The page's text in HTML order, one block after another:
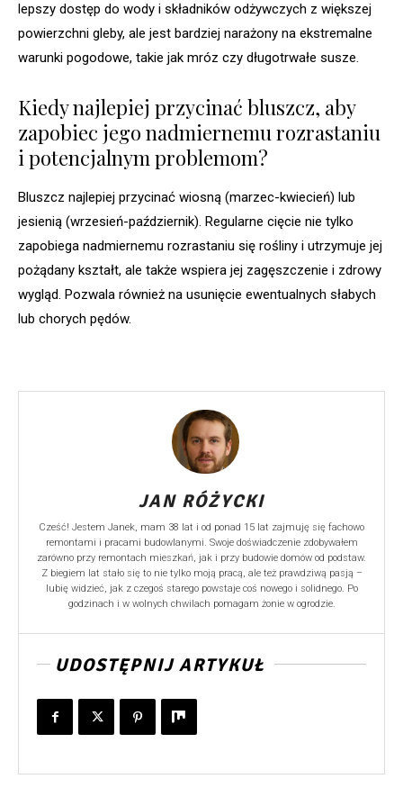
lepszy dostęp do wody i składników odżywczych z większej
powierzchni gleby, ale jest bardziej narażony na ekstremalne
warunki pogodowe, takie jak mróz czy długotrwałe susze.
Kiedy najlepiej przycinać bluszcz, aby
zapobiec jego nadmiernemu rozrastaniu
i potencjalnym problemom?
Bluszcz najlepiej przycinać wiosną (marzec-kwiecień) lub
jesienią (wrzesień-październik). Regularne cięcie nie tylko
zapobiega nadmiernemu rozrastaniu się rośliny i utrzymuje jej
pożądany kształt, ale także wspiera jej zagęszczenie i zdrowy
wygląd. Pozwala również na usunięcie ewentualnych słabych
lub chorych pędów.
JAN RÓŻYCKI
Cześć! Jestem Janek, mam 38 lat i od ponad 15 lat zajmuję się fachowo
remontami i pracami budowlanymi. Swoje doświadczenie zdobywałem
zarówno przy remontach mieszkań, jak i przy budowie domów od podstaw.
Z biegiem lat stało się to nie tylko moją pracą, ale też prawdziwą pasją –
lubię widzieć, jak z czegoś starego powstaje coś nowego i solidnego. Po
godzinach i w wolnych chwilach pomagam żonie w ogrodzie.
UDOSTĘPNIJ ARTYKUŁ